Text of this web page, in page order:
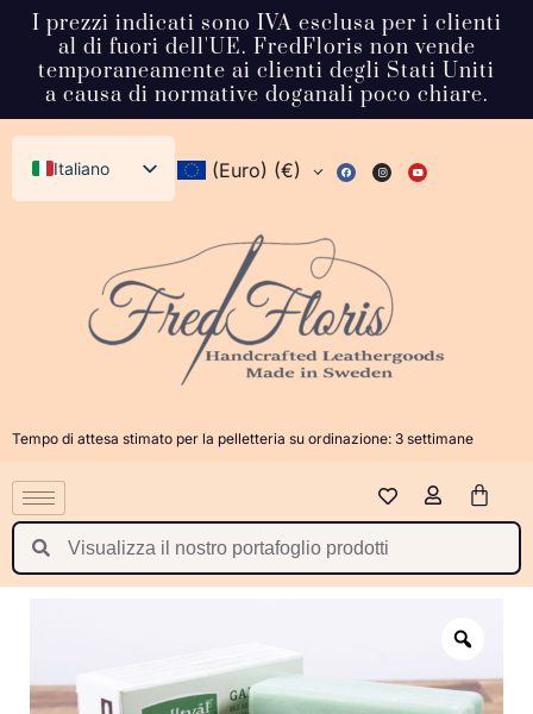
I prezzi indicati sono IVA esclusa per i clienti
al di fuori dell'UE. FredFloris non vende
temporaneamente ai clienti degli Stati Uniti
a causa di normative doganali poco chiare.
Italiano
English (UK)
Deutsch
Français
Norsk bokmål
日本語
Polski
Suomi
(Euro) (€)
Tempo di attesa stimato per la pelletteria su ordinazione: 3 settimane